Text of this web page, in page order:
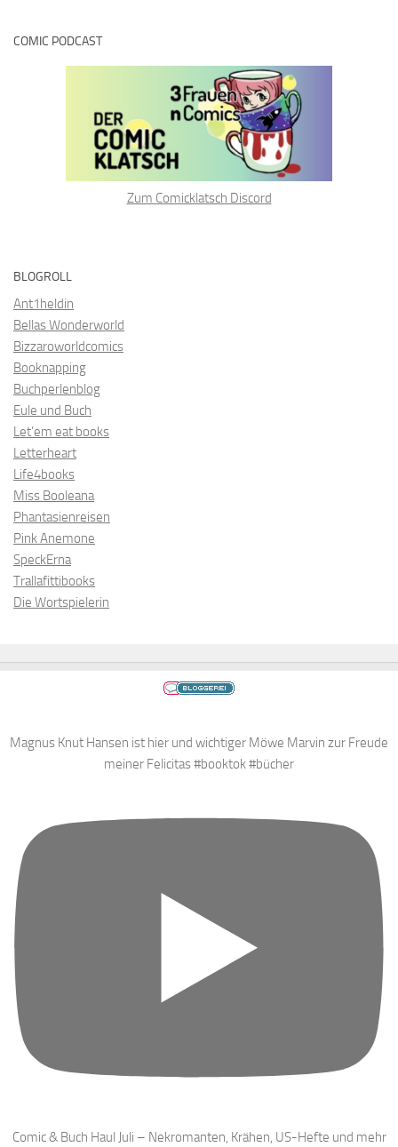
COMIC PODCAST
Zum Comicklatsch Discord
BLOGROLL
Ant1heldin
Bellas Wonderworld
Bizzaroworldcomics
Booknapping
Buchperlenblog
Eule und Buch
Let’em eat books
Letterheart
Life4books
Miss Booleana
Phantasienreisen
Pink Anemone
SpeckErna
Trallafittibooks
Die Wortspielerin
Magnus Knut Hansen ist hier und wichtiger Möwe Marvin zur Freude
meiner Felicitas #booktok #bücher
Comic & Buch Haul Juli – Nekromanten, Krähen, US-Hefte und mehr